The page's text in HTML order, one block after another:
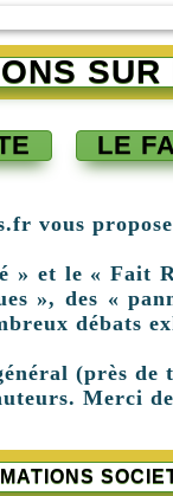
LE
vous
et le « Fait
», des «
débats
(près de
Merci